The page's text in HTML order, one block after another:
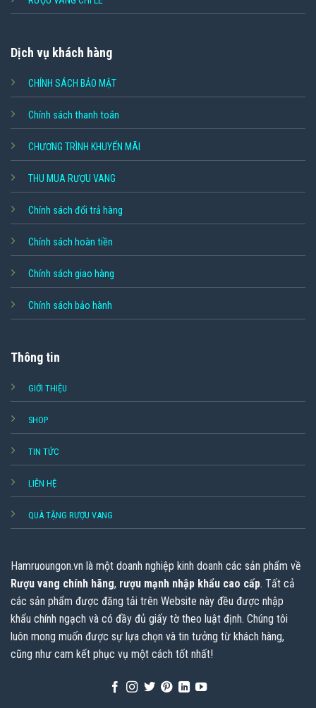
Dịch vụ khách hàng
CHÍNH SÁCH BẢO MẬT
Chính sách thanh toán
CHƯƠNG TRÌNH KHUYẾN MÃI
THU MUA RƯỢU VANG
Chính sách đổi trả hàng
Chính sách hoàn tiền
Chính sách giao hàng
Chính sách bảo hành
Thông tin
GIỚI THIỆU
SHOP
TIN TỨC
LIÊN HỆ
QUÀ TẶNG RƯỢU VANG
Hamruoungon.vn là một doanh nghiệp kinh doanh các sản phẩm về
Rượu vang chính hãng, rượu mạnh nhập khẩu cao cấp. Tất cả
các sản phẩm được đăng tải trên Website này đều được nhập
khẩu chính ngạch và có đầy đủ giấy tờ theo luật định. Chúng tôi
luôn mong muốn được sự lựa chọn và tin tưởng từ khách hàng,
cũng như cam kết phục vụ một cách tốt nhất!